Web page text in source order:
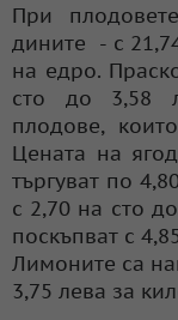
При
дините - с
на едро.
сто до 3,58
плодове,
Цената на
търгуват по
с 2,70 на сто
поскъпват с
Лимоните са
3,75 лева за